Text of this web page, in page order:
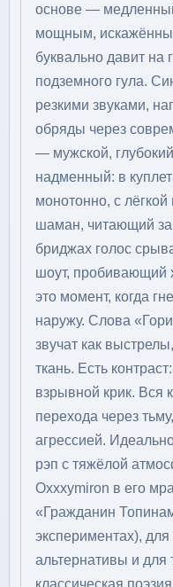
основе —
мощным,
буквально давит на
подземного гула.
резкими звуками,
обряды через
— мужской,
надменный: в
монотонно, с
шаман, читающий
бриджах голос
шоут, пробивающий
это момент, когда
наружу. Слова
звучат как
ткань. Есть
взрывной крик. Вся
перехода через
агрессией.
рэп с тяжёлой
Oxxxymiron в его
«Гражданин
экспериментах),
альтернативы и для